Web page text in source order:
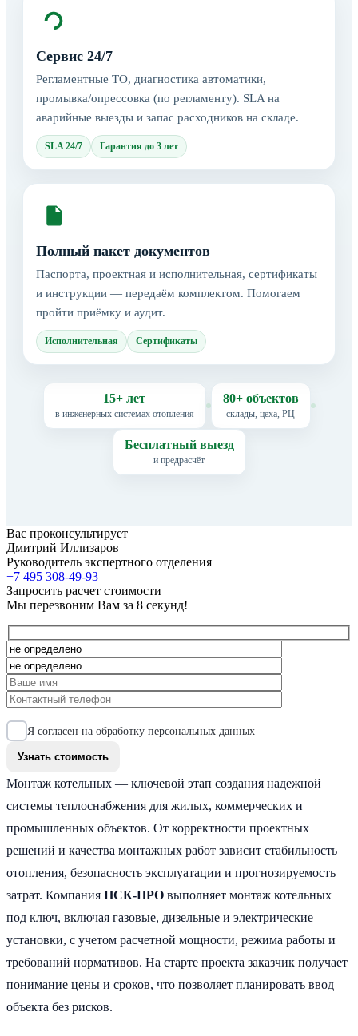
Сервис 24/7
Регламентные ТО, диагностика автоматики,
промывка/опрессовка (по регламенту). SLA на
аварийные выезды и запас расходников на складе.
SLA 24/7 Гарантия до 3 лет
Полный пакет документов
Паспорта, проектная и исполнительная, сертификаты
и инструкции — передаём комплектом. Помогаем
пройти приёмку и аудит.
Исполнительная Сертификаты
15+ лет
в инженерных системах отопления
80+ объектов
склады, цеха, РЦ
Бесплатный выезд
и предрасчёт
Вас проконсультирует
Дмитрий Иллизаров
Руководитель экспертного отделения
+7 495 308-49-93
Запросить расчет стоимости
Мы перезвоним Вам за 8 секунд!
Я согласен на обработку персональных данных
Монтаж котельных — ключевой этап создания надежной
системы теплоснабжения для жилых, коммерческих и
промышленных объектов. От корректности проектных
решений и качества монтажных работ зависит стабильность
отопления, безопасность эксплуатации и прогнозируемость
затрат. Компания ПСК-ПРО выполняет монтаж котельных
под ключ, включая газовые, дизельные и электрические
установки, с учетом расчетной мощности, режима работы и
требований нормативов. На старте проекта заказчик получает
понимание цены и сроков, что позволяет планировать ввод
объекта без рисков.